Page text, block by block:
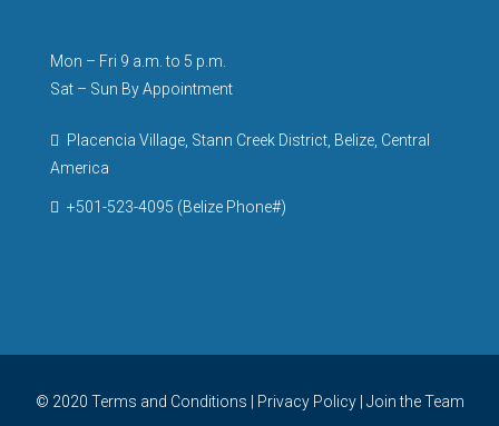
Mon – Fri 9 a.m. to 5 p.m.
Sat – Sun By Appointment
Placencia Village, Stann Creek District, Belize, Central
America
+501-523-4095 (Belize Phone#)
© 2020 Terms and Conditions Privacy Policy| Join the Team